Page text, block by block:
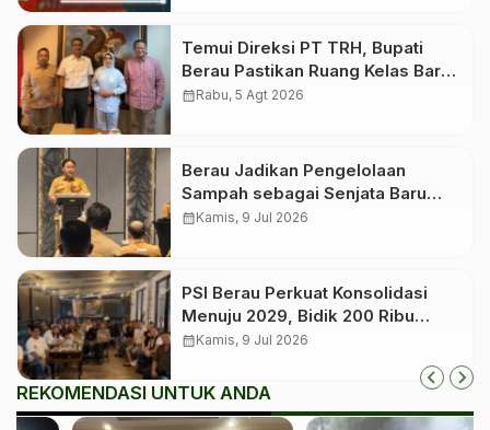
Temui Direksi PT TRH, Bupati
Berau Pastikan Ruang Kelas Baru
untuk Birang
calendar_monthRabu, 5 Agt 2026
Berau Jadikan Pengelolaan
Sampah sebagai Senjata Baru
Tekan Angka Stunting
calendar_monthKamis, 9 Jul 2026
PSI Berau Perkuat Konsolidasi
Menuju 2029, Bidik 200 Ribu
Anggota dan Roadshow hingga
calendar_monthKamis, 9 Jul 2026
REKOMENDASI UNTUK ANDA